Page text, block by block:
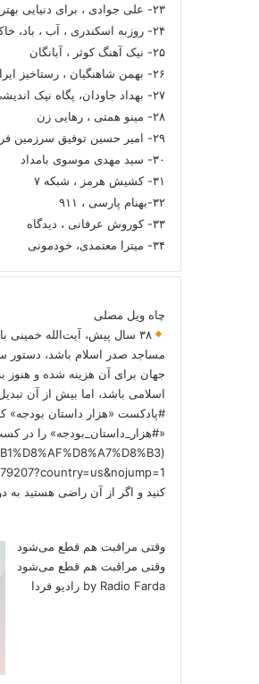
۲۳- علی جوادی ، برای دنیایی بهتر
۲۴- روزبه اسکندری ، آب ، باد، خاک
۲۵- نیک آهنگ کوثر ، آبانگان
۲۶- بهمن شاهنگیان ، رستاخیز ایرانگرایان
۲۷- بهداد جاودان، پگاه نیک اندیشی
۲۸- مینو همتی ، رهایی زن
۲۹- امیر حسین توفیق سرزمین فرصت ها
۳۰- سید مهدی موسوی بامداد
۳۱- کشیش هرمز ، شبکه ۷
۳۲-بهنام پارسی ، ۹۱۱
۳۳- کوروش عرفانی ، دیدگاه
۳۴- میترا معتمدی، خودمونی
چاه ویل مصلی
۳۸ سال پیش، آیت‌الله خمینی
مساجد صدر اسلام باشد، دستور
جهان برای آن هزینه شده و هنوز
اسلامی باشد، اما بیش از آن
#پادکست «هزار داستان بودجه»
«#هزار_داستان_بودجه» را در
کنید و اگر از آن راضی هستید به
وقتی مراقبت هم قطع می‌شود
وقتی مراقبت هم قطع می‌شود
by Radio Farda رادیو فردا